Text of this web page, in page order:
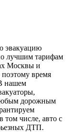
эвакуацию
лучшим тарифам
Москвы и
время
нашем
дорожным
том числе, авто с
ДТП.